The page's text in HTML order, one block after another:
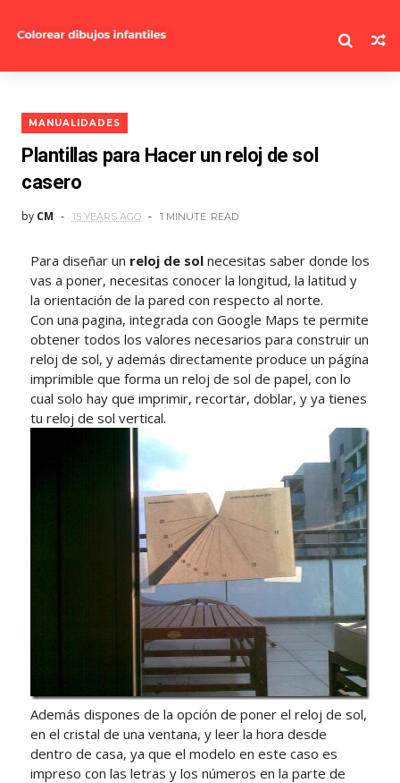
MANUALIDADES
Plantillas para Hacer un reloj de sol
casero
by CM 15 YEARS AGO 1 MINUTE READ
Para diseñar un reloj de solnecesitas saber donde los
vas a poner, necesitas conocer la longitud, la latitud y
la orientación de la pared con respecto al norte.
Con una pagina, integrada con Google Maps te permite
obtener todos los valores necesarios para construir un
reloj de sol, y además directamente produce un página
imprimible que forma un reloj de sol de papel, con lo
cual solo hay que imprimir, recortar, doblar, y ya tienes
tu reloj de sol vertical.
Además dispones de la opción de poner el reloj de sol,
en el cristal de una ventana, y leer la hora desde
dentro de casa, ya que el modelo en este caso es
impreso con las letras y los números en la parte de